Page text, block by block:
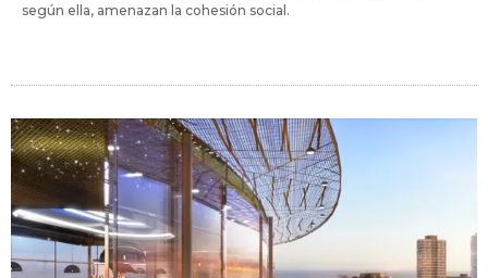
según ella, amenazan la cohesión social.